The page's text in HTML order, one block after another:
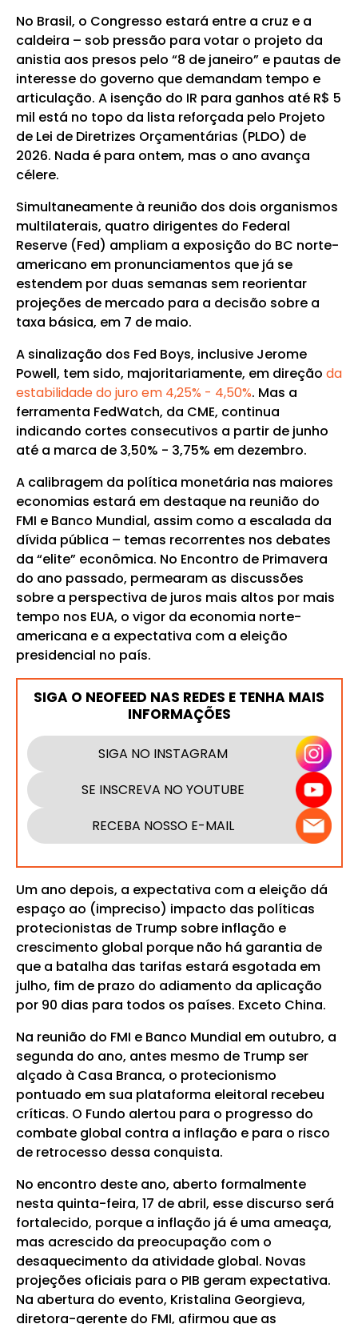
No Brasil, o Congresso estará entre a cruz e a
caldeira – sob pressão para votar o projeto da
anistia aos presos pelo “8 de janeiro” e pautas de
interesse do governo que demandam tempo e
articulação. A isenção do IR para ganhos até R$ 5
mil está no topo da lista reforçada pelo Projeto
de Lei de Diretrizes Orçamentárias (PLDO) de
2026. Nada é para ontem, mas o ano avança
célere.
Simultaneamente à reunião dos dois organismos
multilaterais, quatro dirigentes do Federal
Reserve (Fed) ampliam a exposição do BC norte-
americano em pronunciamentos que já se
estendem por duas semanas sem reorientar
projeções de mercado para a decisão sobre a
taxa básica, em 7 de maio.
A sinalização dos Fed Boys, inclusive Jerome
Powell, tem sido, majoritariamente, em direção da
estabilidade do juro em 4,25% - 4,50%. Mas a
ferramenta FedWatch, da CME, continua
indicando cortes consecutivos a partir de junho
até a marca de 3,50% - 3,75% em dezembro.
A calibragem da política monetária nas maiores
economias estará em destaque na reunião do
FMI e Banco Mundial, assim como a escalada da
dívida pública – temas recorrentes nos debates
da “elite” econômica. No Encontro de Primavera
do ano passado, permearam as discussões
sobre a perspectiva de juros mais altos por mais
tempo nos EUA, o vigor da economia norte-
americana e a expectativa com a eleição
presidencial no país.
SIGA O NEOFEED NAS REDES E TENHA MAIS
INFORMAÇÕES
SIGA NO INSTAGRAM
SE INSCREVA NO YOUTUBE
RECEBA NOSSO E-MAIL
Um ano depois, a expectativa com a eleição dá
espaço ao (impreciso) impacto das políticas
protecionistas de Trump sobre inflação e
crescimento global porque não há garantia de
que a batalha das tarifas estará esgotada em
julho, fim de prazo do adiamento da aplicação
por 90 dias para todos os países. Exceto China.
Na reunião do FMI e Banco Mundial em outubro, a
segunda do ano, antes mesmo de Trump ser
alçado à Casa Branca, o protecionismo
pontuado em sua plataforma eleitoral recebeu
críticas. O Fundo alertou para o progresso do
combate global contra a inflação e para o risco
de retrocesso dessa conquista.
No encontro deste ano, aberto formalmente
nesta quinta-feira, 17 de abril, esse discurso será
fortalecido, porque a inflação já é uma ameaça,
mas acrescido da preocupação com o
desaquecimento da atividade global. Novas
projeções oficiais para o PIB geram expectativa.
Na abertura do evento, Kristalina Georgieva,
diretora-gerente do FMI, afirmou que as